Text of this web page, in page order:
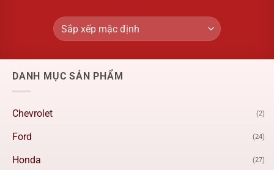
DANH MỤC SẢN PHẨM
Chevrolet (2)
Ford (24)
Honda (27)